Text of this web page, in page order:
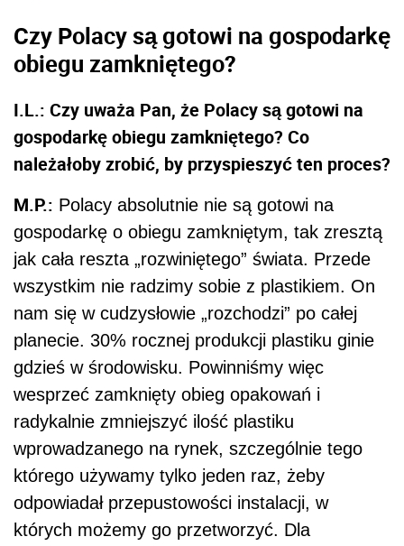
Czy Polacy są gotowi na gospodarkę
obiegu zamkniętego?
I.L.: Czy uważa Pan, że Polacy są gotowi na
gospodarkę obiegu zamkniętego? Co
należałoby zrobić, by przyspieszyć ten proces?
M.P.: Polacy absolutnie nie są gotowi na
gospodarkę o obiegu zamkniętym, tak zresztą
jak cała reszta „rozwiniętego” świata. Przede
wszystkim nie radzimy sobie z plastikiem. On
nam się w cudzysłowie „rozchodzi” po całej
planecie. 30% rocznej produkcji plastiku ginie
gdzieś w środowisku. Powinniśmy więc
wesprzeć zamknięty obieg opakowań i
radykalnie zmniejszyć ilość plastiku
wprowadzanego na rynek, szczególnie tego
którego używamy tylko jeden raz, żeby
odpowiadał przepustowości instalacji, w
których możemy go przetworzyć. Dla